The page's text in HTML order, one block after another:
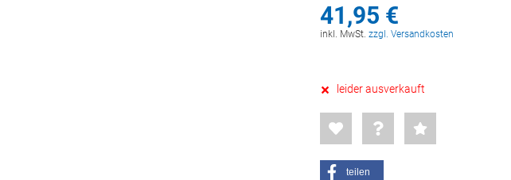
41,95 €
inkl. MwSt. zzgl. Versandkosten
leider ausverkauft
teilen